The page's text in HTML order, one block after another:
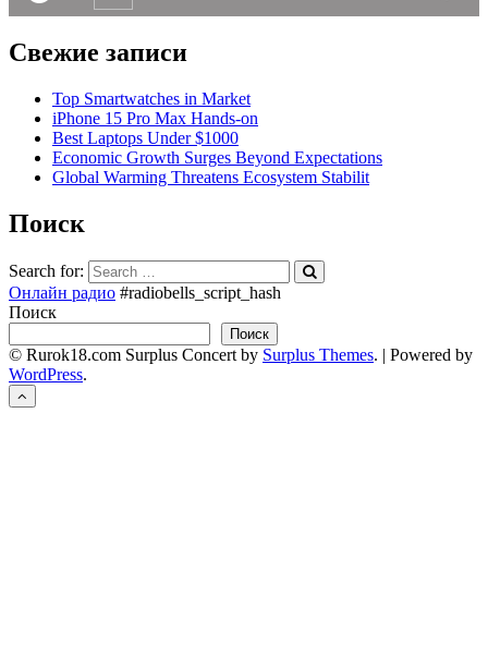
Свежие записи
Top Smartwatches in Market
iPhone 15 Pro Max Hands-on
Best Laptops Under $1000
Economic Growth Surges Beyond Expectations
Global Warming Threatens Ecosystem Stabilit
Поиск
Search for:
Онлайн радио #radiobells_script_hash
Поиск
Поиск
© Rurok18.com Surplus Concert by Surplus Themes. | Powered by
WordPress.